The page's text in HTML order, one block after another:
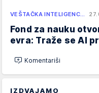
VEŠTAČKA INTELIGENC…
Fond za nauku
evra: Traže se AI
Komentariši
IZDVAJAMO